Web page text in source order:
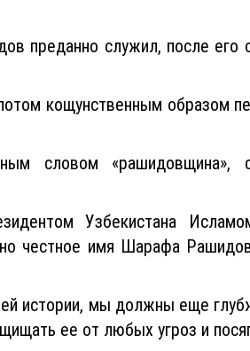
преданно служил, после его
кощунственным образом
словом «рашидовщина»,
Узбекистана
честное имя Шарафа
истории, мы должны еще
ее от любых угроз и